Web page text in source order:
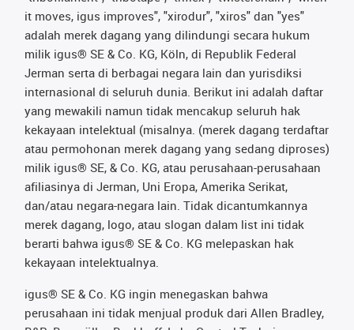
it moves, igus improves", "xirodur", "xiros" dan "yes"
adalah merek dagang yang dilindungi secara hukum
milik igus® SE & Co. KG, Köln, di Republik Federal
Jerman serta di berbagai negara lain dan yurisdiksi
internasional di seluruh dunia. Berikut ini adalah daftar
yang mewakili namun tidak mencakup seluruh hak
kekayaan intelektual (misalnya. (merek dagang terdaftar
atau permohonan merek dagang yang sedang diproses)
milik igus® SE, & Co. KG, atau perusahaan-perusahaan
afiliasinya di Jerman, Uni Eropa, Amerika Serikat,
dan/atau negara-negara lain. Tidak dicantumkannya
merek dagang, logo, atau slogan dalam list ini tidak
berarti bahwa igus® SE & Co. KG melepaskan hak
kekayaan intelektualnya.
igus® SE & Co. KG ingin menegaskan bahwa
perusahaan ini tidak menjual produk dari Allen Bradley,